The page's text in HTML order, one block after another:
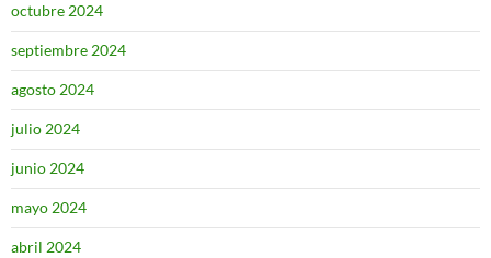
octubre 2024
septiembre 2024
agosto 2024
julio 2024
junio 2024
mayo 2024
abril 2024